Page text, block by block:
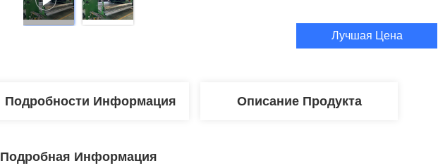
Лучшая Цена
Подробности Информация Описание Продукта
Подробная Информация